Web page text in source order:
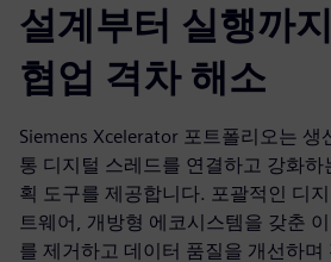
설계부터 실행까
협업 격차 해소
Siemens Xcelerator 포트폴리오는
통 디지털 스레드를 연결하고 강화하
획 도구를 제공합니다. 포괄적인 디
트웨어, 개방형 에코시스템을 갖춘
를 제거하고 데이터 품질을 개선하